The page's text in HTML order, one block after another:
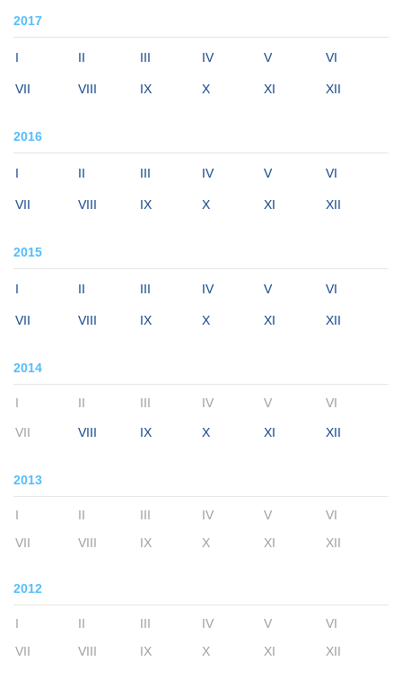
2017
I II III IV V VI
VII VIII IX X XI XII
2016
I II III IV V VI
VII VIII IX X XI XII
2015
I II III IV V VI
VII VIII IX X XI XII
2014
I II III IV V VI
VII VIII IX X XI XII
2013
I II III IV V
VI
VII
VIII IX X XI XII
2012
I II III IV V
VI
VII
VIII IX X XI XII